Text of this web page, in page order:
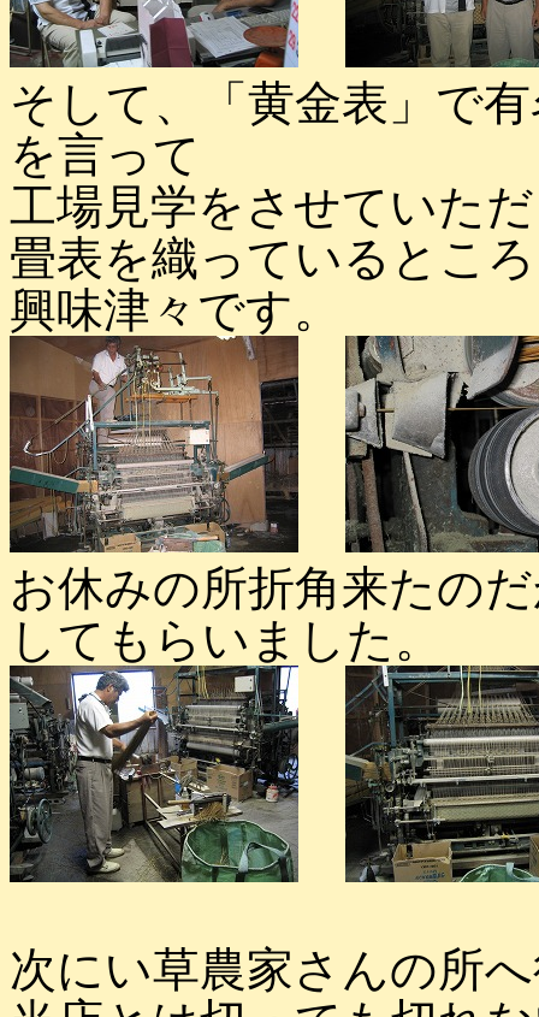
そして、「黄金表」で
を言って
工場見学をさせていた
畳表を織っているとこ
興味津々です。
お休みの所折角来たの
してもらいました。
次にい草農家さんの所